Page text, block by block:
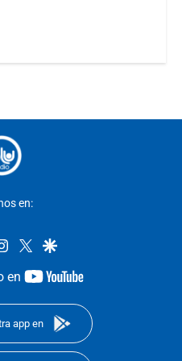
en:
instagram
twittergoogle
en
youtube-
app en